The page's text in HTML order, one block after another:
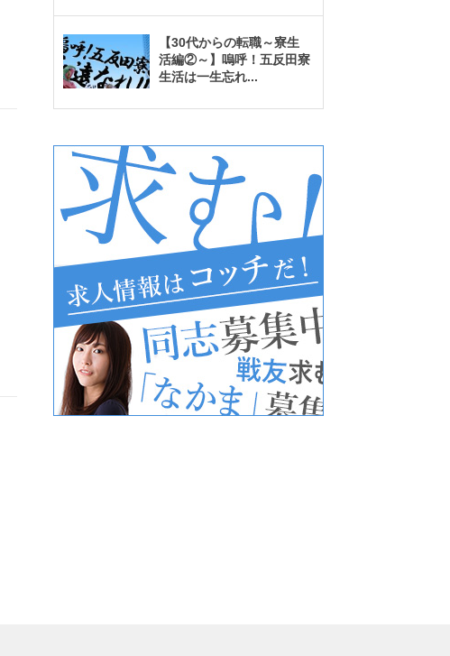
【30代からの転職～寮生
活編②～】嗚呼！五反田寮
生活は一生忘れ...